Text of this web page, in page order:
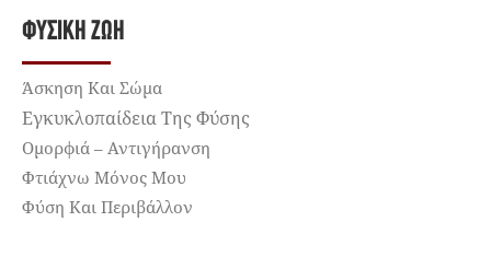
ΦΥΣΙΚΉ ΖΩΉ
Άσκηση Και Σώμα
Εγκυκλοπαίδεια Της Φύσης
Ομορφιά – Αντιγήρανση
Φτιάχνω Μόνος Μου
Φύση Και Περιβάλλον